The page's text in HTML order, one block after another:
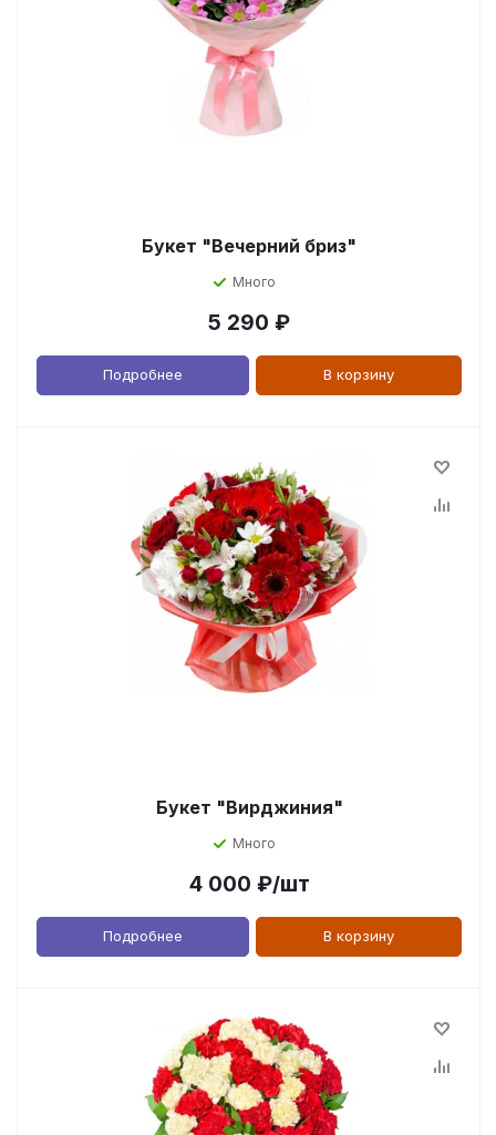
Букет "Вечерний бриз"
Много
5 290 ₽
Подробнее В корзину
Букет "Вирджиния"
Много
4 000 ₽/шт
Подробнее В корзину